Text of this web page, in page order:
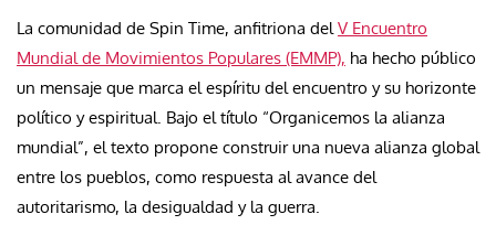
La comunidad de Spin Time, anfitriona delV Encuentro
Mundial de Movimientos Populares (EMMP), ha hecho público
un mensaje que marca el espíritu del encuentro y su horizonte
político y espiritual. Bajo el título “Organicemos la alianza
mundial”, el texto propone construir una nueva alianza global
entre los pueblos, como respuesta al avance del
autoritarismo, la desigualdad y la guerra.